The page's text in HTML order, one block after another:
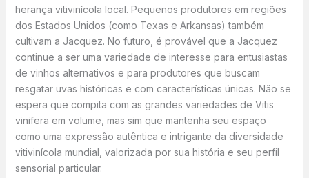
herança vitivinícola local. Pequenos produtores em regiões
dos Estados Unidos (como Texas e Arkansas) também
cultivam a Jacquez. No futuro, é provável que a Jacquez
continue a ser uma variedade de interesse para entusiastas
de vinhos alternativos e para produtores que buscam
resgatar uvas históricas e com características únicas. Não se
espera que compita com as grandes variedades de Vitis
vinifera em volume, mas sim que mantenha seu espaço
como uma expressão autêntica e intrigante da diversidade
vitivinícola mundial, valorizada por sua história e seu perfil
sensorial particular.